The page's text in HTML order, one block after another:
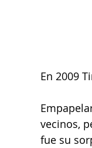
En 2009
vecinos,
fue su